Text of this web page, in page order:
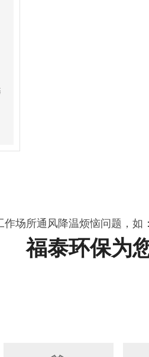
作场所通风降温烦恼问题，
福泰环保为